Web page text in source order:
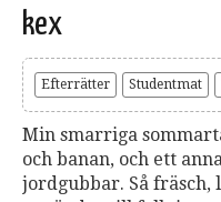
kex
Efterrätter Studentmat
Min smarriga
och banan, och ett
jordgubbar. Så fräsch,